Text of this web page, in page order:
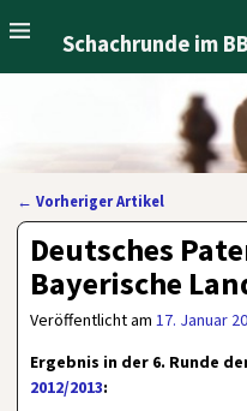
Schachrunde im
Artikelnavigation
← Vorheriger Artikel
Deutsches
Bayerische
Veröffentlicht am17. Januar
Ergebnis in der 6. Runde
2012/2013: